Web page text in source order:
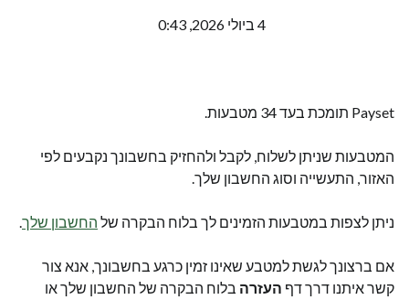
4 ביולי 2026, 0:43
Payset תומכת בעד 34 מטבעות.
המטבעות שניתן לשלוח, לקבל ולהחזיק בחשבונך נקבעים לפי
האזור, התעשייה וסוג החשבון שלך.
ניתן לצפות במטבעות הזמינים לך בלוח הבקרה של החשבון שלך.
אם ברצונך לגשת למטבע שאינו זמין כרגע בחשבונך, אנא צור
קשר איתנו דרך דף העזרה בלוח הבקרה של החשבון שלך או